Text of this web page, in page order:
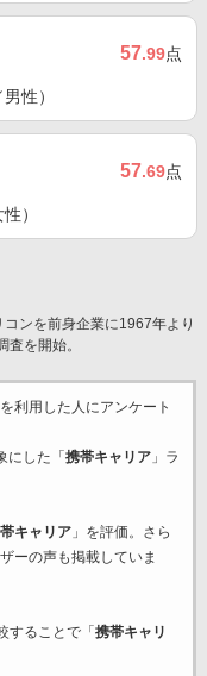
57.99点
性）
57.69点
）
ンを前身企業に1967年より
を開始。
利用した 人にアンケート
にした「 携帯キャリア」ラ
キャリア」を評価。さら
ーの声も掲載していま
することで「 携帯キャリ